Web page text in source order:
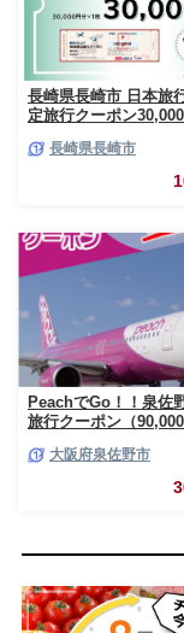
長崎県長崎市 日本旅
定旅行クーポン
光 旅行 旅行券 長崎県
長崎県長崎市
PeachでGo！！泉佐
旅行クーポン（90,000
099H387
大阪府泉佐野市